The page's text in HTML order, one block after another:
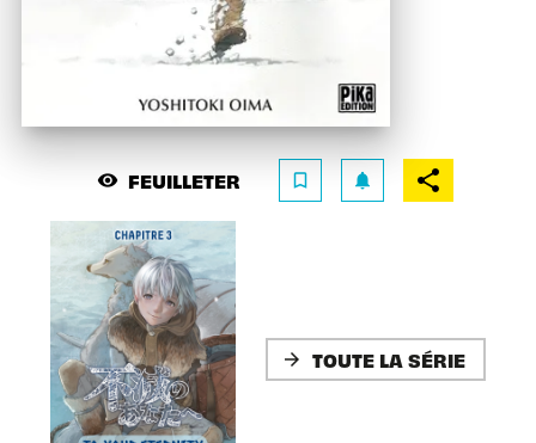
visibility FEUILLETER bookmark_border notifications
arrow_forward TOUTE LA SÉRIE